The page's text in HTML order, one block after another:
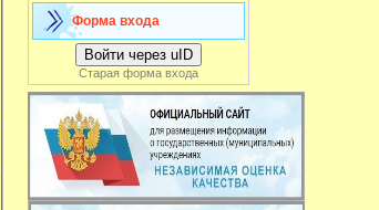
Форма входа
Войти через uID
Старая форма входа